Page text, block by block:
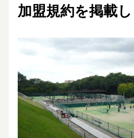
加盟規約を掲載